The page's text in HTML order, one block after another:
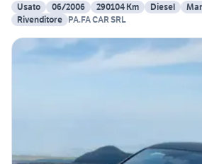
Usato
06/2006 290104 Km Diesel
Rivenditore PA.FA CAR SRL